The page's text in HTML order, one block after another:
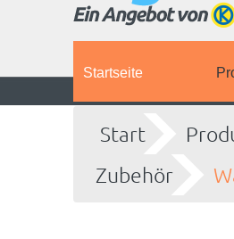
Startseite
Start
Zubehör